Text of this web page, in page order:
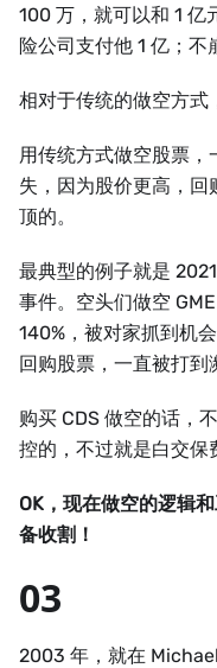
100 万，就可以和 1
险公司支付他 1 亿；不
相对于传统的做空方式
用传统方式做空股票
失，因为股价更高，
顶的。
最典型的例子就是
事件。空头们做空
140%，被对家抓到机
回购股票，一直被打到
购买 CDS 做空的话，
控的，不过就是白交保
OK，现在做空的逻辑
备收割！
03
2003 年，就在